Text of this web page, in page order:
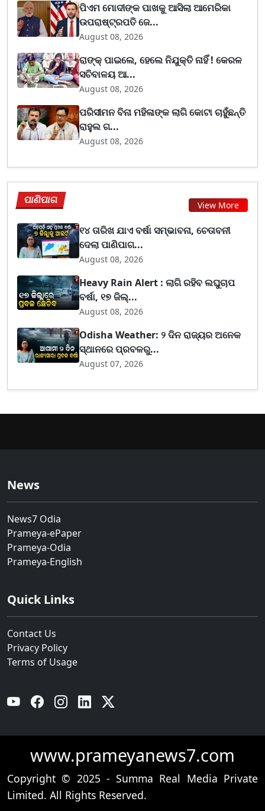
ପିଏମ ମୋଦୀଙ୍କ ପାଖକୁ ଆସିଲା ଆମେରିକା
ଉପରାଷ୍ଟ୍ରପତି ଜେ...
August 08, 2026
ରାଙ୍କ୍ ପାଇଲେ, ହେଲେ ନିଯୁକ୍ତି ନାହିଁ ! କେରଳ
ସଚିବାଳୟ ଆ...
August 08, 2026
ପରିସୀମନ ବିନା ମହିଳାଙ୍କ ଲାଗି କୋଟା ଚାହୁଁଛନ୍ତି
ରାହୁଲ ଗ...
August 08, 2026
ପାଣିପାଗ View More
୧୪ ତାରିଖ ଯାଏ ବର୍ଷା ସମ୍ଭାବନା, ଚେତାବନୀ
ଦେଲା ପାଣିପାଗ...
August 08, 2026
Heavy Rain Alert : ଲାଗି ରହିବ ଲଘୁଚାପ
ବର୍ଷା, ୧୭ ଜିଲ୍...
August 08, 2026
Odisha Weather: ୨ ଦିନ ରାଜ୍ୟର ଅନେକ
ସ୍ଥାନରେ ପ୍ରବଳରୁ...
August 07, 2026
News
News7 Odia
Prameya-ePaper
Prameya-Odia
Prameya-English
Quick Links
Contact Us
Privacy Policy
Terms of Usage
YouTube Facebook Instagram Linkedin
www.prameyanews7.com
Copyright © 2025 - Summa Real Media Private
Limited. All Rights Reserved.